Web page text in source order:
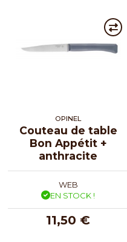
OPINEL
Couteau de table
Bon Appétit +
anthracite
WEB
EN STOCK !
11,50 €